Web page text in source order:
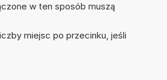
w ten sposób muszą
miejsc po przecinku, jeśli